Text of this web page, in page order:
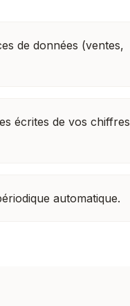
de données (ventes,
écrites de vos chiffres
automatique.